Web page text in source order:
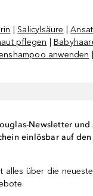
|Salicylsäure |
pflegen |
anwenden
Newsletter und
einlösbar auf
alles über die